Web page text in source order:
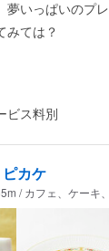
夢いっぱいのプ
みては？
ビス料別
カケ
/ カフェ、ケーキ